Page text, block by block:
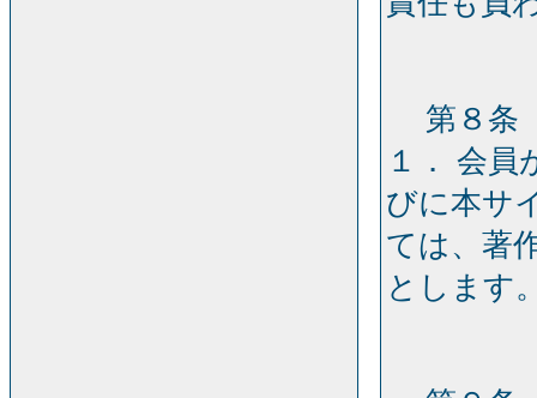
第８条
１． 会員
びに本サ
ては、著
とします